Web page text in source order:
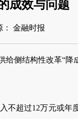
成效与问题
： 金融时报
给侧结构性改革“
超过12万元或年